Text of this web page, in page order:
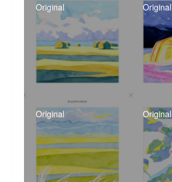
Original Original
Original Original